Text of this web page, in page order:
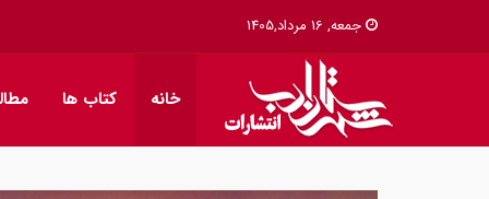
جمعه, 16 مرداد,1405
خانه کتاب ها